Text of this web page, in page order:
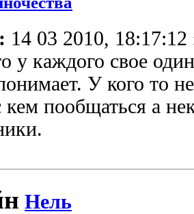
14 03 2010, 18:17:12
у каждого свое
У кого то
кем пообщаться а
Нель